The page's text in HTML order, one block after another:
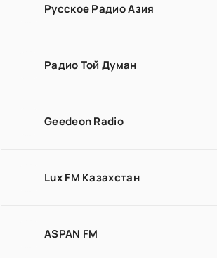
Русское Радио Азия
Радио Той Думан
Geedeon Radio
Lux FM Казахстан
ASPAN FM